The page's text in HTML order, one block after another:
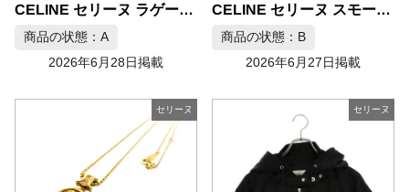
CELINE セリーヌ ラゲージ ナノショッパー ハンドバッグ
商品の状態：A
2026年6月28日掲載
CELINE セリーヌ スモール ボストン ハンドバッグ トリオンフキャンバス
商品の状態：B
2026年6月27日掲載
セリーヌ セリーヌ